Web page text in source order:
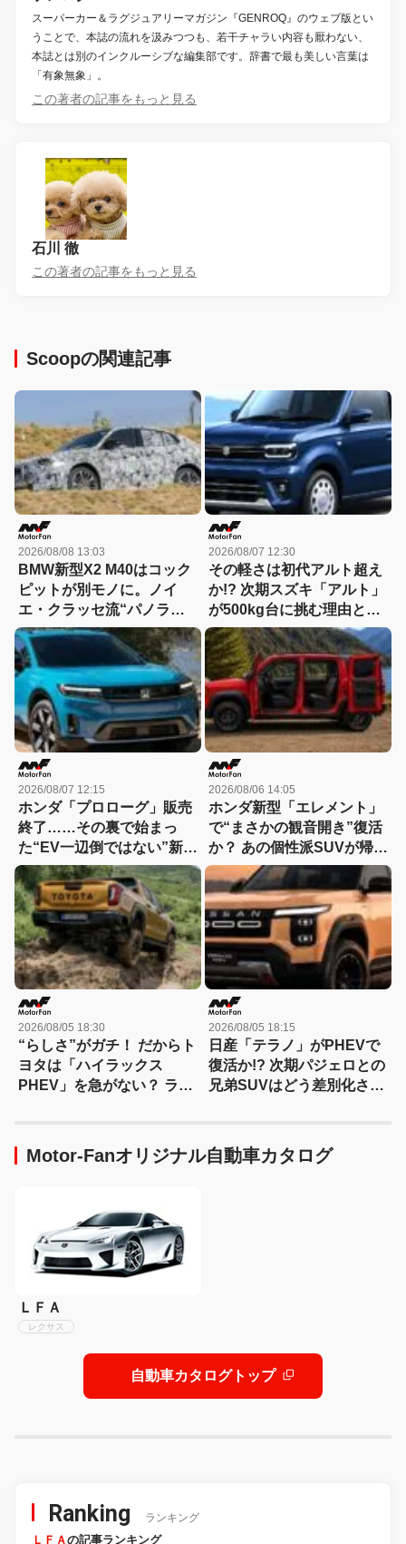
スーパーカー＆ラグジュアリーマガジン『GENROQ』のウェブ版とい
うことで、本誌の流れを汲みつつも、若干チャラい内容も厭わない、
本誌とは別のインクルーシブな編集部です。辞書で最も美しい言葉は
「有象無象」。
この著者の記事をもっと見る
石川 徹
この著者の記事をもっと見る
Scoopの関連記事
2026/08/08 13:03
BMW新型X2 M40はコック
ピットが別モノに。ノイ
エ・クラッセ流“パノラミ
ック iDrive”採用へ
2026/08/07 12:30
その軽さは初代アルト超え
か!? 次期スズキ「アルト」
が500kg台に挑む理由と
は……「小・少・軽・短・
美」を極める！
2026/08/07 12:15
ホンダ「プロローグ」販売
終了……その裏で始まっ
た“EV一辺倒ではない”新戦
略とは？
2026/08/06 14:05
ホンダ新型「エレメント」
で“まさかの観音開き”復活
か？ あの個性派SUVが帰っ
てくる可能性
2026/08/05 18:30
“らしさ”がガチ！ だからト
ヨタは「ハイラックス
PHEV」を急がない？ ライ
2026/08/05 18:15
日産「テラノ」がPHEVで
復活か!? 次期パジェロとの
兄弟SUVはどう差別化され
Motor-Fanオリジナル自動車カタログ
ＬＦＡ
レクサス
自動車カタログトップ
Ranking ランキング
ＬＦＡの記事ランキング